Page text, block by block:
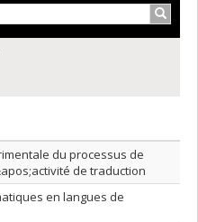
croissant
du processus de
de traduction
en langues de